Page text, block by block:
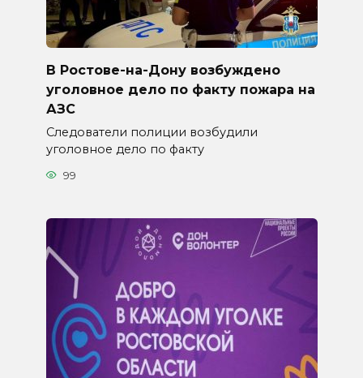
В Ростове-на-Дону возбуждено
уголовное дело по факту пожара на
АЗС
Следователи полиции возбудили
уголовное дело по факту
99